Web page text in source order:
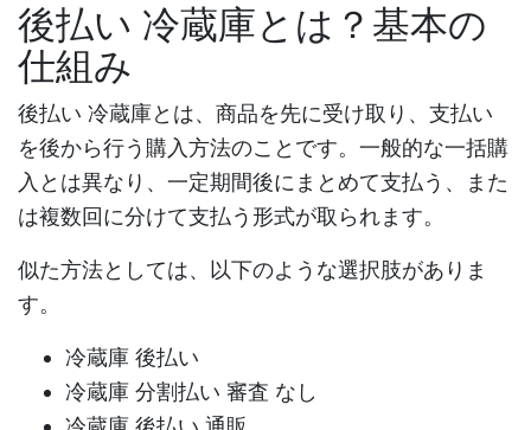
後払い 冷蔵庫とは？基本の
仕組み
後払い 冷蔵庫とは、商品を先に受け取り、支払い
を後から行う購入方法のことです。一般的な一括購
入とは異なり、一定期間後にまとめて支払う、また
は複数回に分けて支払う形式が取られます。
似た方法としては、以下のような選択肢がありま
す。
冷蔵庫 後払い
冷蔵庫 分割払い 審査 なし